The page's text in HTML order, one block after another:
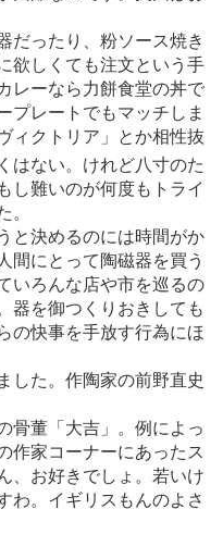
だったり、粉ソース焼き
欲しくても注文という手
レーなら力餅食堂の丼で
プレートでもマッチしま
ィクトリア」とか相性抜
くはない。けれど八寸のた
し難いのが何度もトライ
。
と決めるのには時間がか
間にとって陶磁器を買う
いろんな店や市を巡るの
器を御つくりおきしても
の快事を手放す行為にほ
した。作陶家の前野直史
骨董「大吉」。例によっ
作家コーナーにあったス
、お好きでしょ。若いけ
わ。イギリスもんのよさ